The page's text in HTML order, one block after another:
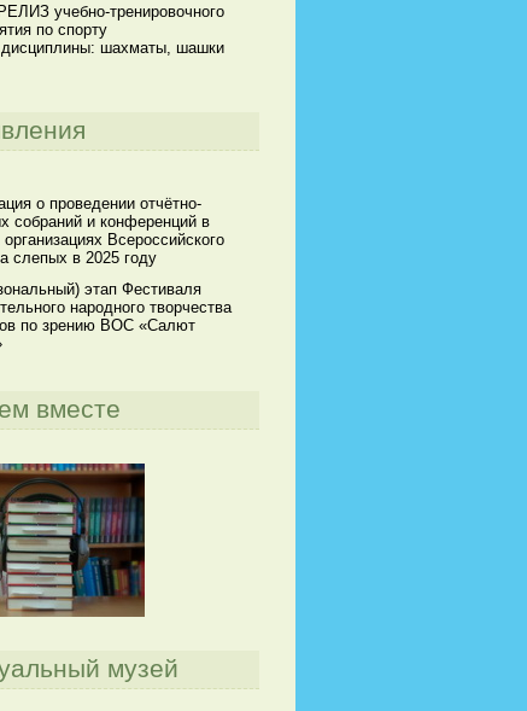
учебно-тренировочного
по спорту
шахматы, шашки
о проведении отчётно-
собраний и конференций в
Всероссийского
слепых в 2025 году
этап Фестиваля
народного творчества
по зрению ВОС «Салют
вместе
музей